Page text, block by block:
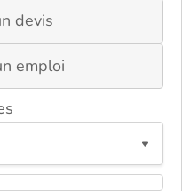
devis
emploi